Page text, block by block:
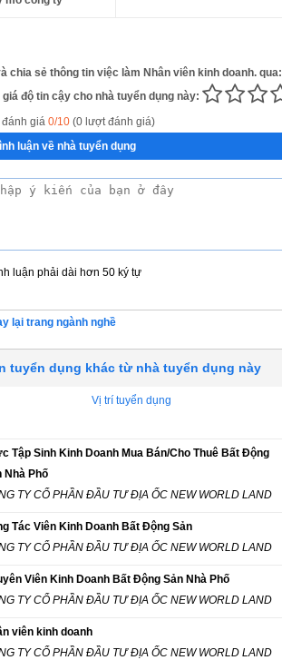
chia sẻ thông tin việc làm Nhân viên kinh doanh. qua:
độ tin cậy cho nhà tuyển dụng này:
giá 0/10 (0 lượt đánh giá)
luận về nhà tuyển dụng
luận phải dài hơn 50 ký tự
lại trang ngành nghề
tuyển dụng khác từ nhà tuyển dụng này
Vị trí tuyển dụng
Tập Sinh Kinh Doanh Mua Bán/Cho Thuê Bất Động
Nhà Phố
TY CỔ PHẦN ĐẦU TƯ ĐỊA ỐC NEW WORLD LAND
Tác Viên Kinh Doanh Bất Động Sản
TY CỔ PHẦN ĐẦU TƯ ĐỊA ỐC NEW WORLD LAND
Viên Kinh Doanh Bất Động Sản Nhà Phố
TY CỔ PHẦN ĐẦU TƯ ĐỊA ỐC NEW WORLD LAND
viên kinh doanh
TY CỔ PHẦN ĐẦU TƯ ĐỊA ỐC NEW WORLD LAND